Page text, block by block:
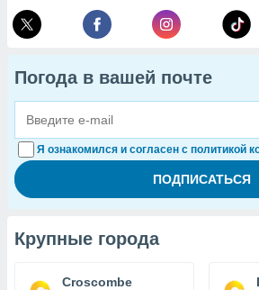
Погода в вашей почте
Я ознакомился и согласен с политикой
Крупные города
Croscombe